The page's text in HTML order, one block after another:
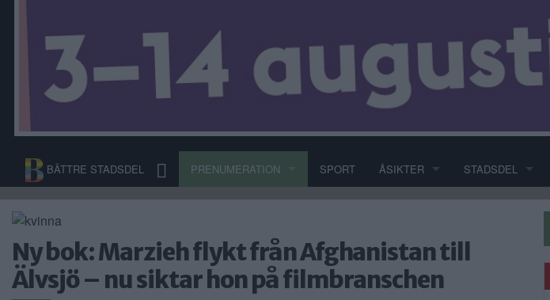
BÄTTRE STADSDEL PRENUMERATION SPORT ÅSIKTER STADSDEL
Ny bok: Marzieh flykt från Afghanistan till
Älvsjö – nu siktar hon på filmbranschen